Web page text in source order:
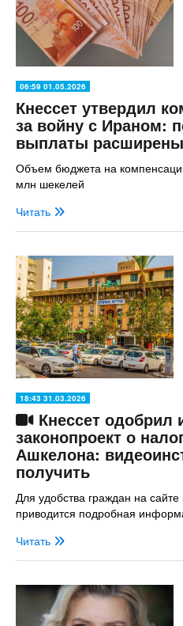
06:59 01.05.2026
Кнессет утвердил
за войну с Ираном:
выплаты расширены
Объем бюджета на
млн шекелей
Читать
18:43 31.03.2026
Кнессет одобрил
законопроект о
Ашкелона:
получить
Для удобства граждан на
приводится подробная
Читать